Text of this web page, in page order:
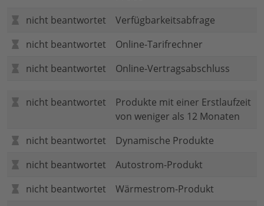
nicht beantwortet
Verfügbarkeitsabfrage
nicht beantwortet
Online-Tarifrechner
nicht beantwortet
Online-Vertragsabschluss
nicht beantwortet
Produkte mit einer Erstlaufzeit
von weniger als 12 Monaten
nicht beantwortet
Dynamische Produkte
nicht beantwortet
Autostrom-Produkt
nicht beantwortet
Wärmestrom-Produkt